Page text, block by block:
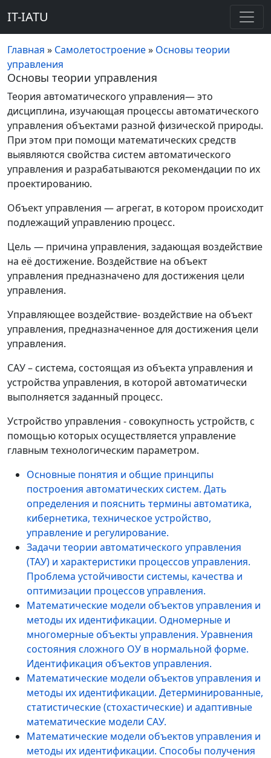
IT-IATU
Главная » Самолетостроение» Основы теории
управления
Основы теории управления
Теория автоматического управления— это
дисциплина, изучающая процессы автоматического
управления объектами разной физической природы.
При этом при помощи математических средств
выявляются свойства систем автоматического
управления и разрабатываются рекомендации по их
проектированию.
Объект управления — агрегат, в котором происходит
подлежащий управлению процесс.
Цель — причина управления, задающая воздействие
на её достижение. Воздействие на объект
управления предназначено для достижения цели
управления.
Управляющее воздействие- воздействие на объект
управления, предназначенное для достижения цели
управления.
САУ – система, состоящая из объекта управления и
устройства управления, в которой автоматически
выполняется заданный процесс.
Устройство управления - совокупность устройств, с
помощью которых осуществляется управление
главным технологическим параметром.
Основные понятия и общие принципы
построения автоматических систем. Дать
определения и пояснить термины автоматика,
кибернетика, техническое устройство,
управление и регулирование.
Задачи теории автоматического управления
(ТАУ) и характеристики процессов управления.
Проблема устойчивости системы, качества и
оптимизации процессов управления.
Математические модели объектов управления и
методы их идентификации. Одномерные и
многомерные объекты управления. Уравнения
состояния сложного ОУ в нормальной форме.
Идентификация объектов управления.
Математические модели объектов управления и
методы их идентификации. Детерминированные,
статистические (стохастические) и адаптивные
математические модели САУ.
Математические модели объектов управления и
методы их идентификации. Способы получения